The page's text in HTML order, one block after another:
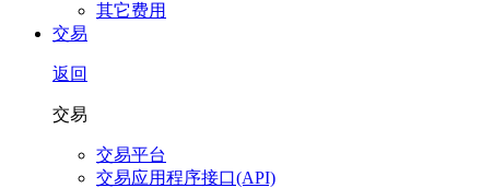
其它费用
交易
返回
交易
交易平台
交易应用程序接口(API)